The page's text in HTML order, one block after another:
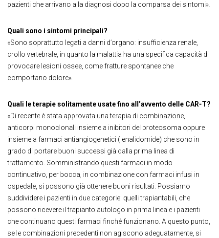
pazienti che arrivano alla diagnosi dopo la comparsa dei sintomi».
Quali sono i sintomi principali?
«Sono soprattutto legati a danni d’organo: insufficienza renale,
crollo vertebrale, in quanto la malattia ha una specifica capacità di
provocare lesioni ossee, come fratture spontanee che
comportano dolore».
Quali le terapie solitamente usate fino all’avvento delle CAR-T?
«Di recente è stata approvata una terapia di combinazione,
anticorpi monoclonali insieme a inibitori del proteosoma oppure
insieme a farmaci antiangiogenetici (lenalidomide) che sono in
grado di portare buoni successi già dalla prima linea di
trattamento. Somministrando questi farmaci in modo
continuativo, per bocca, in combinazione con farmaci infusi in
ospedale, si possono già ottenere buoni risultati. Possiamo
suddividere i pazienti in due categorie: quelli trapiantabili, che
possono ricevere il trapianto autologo in prima linea e i pazienti
che continuano questi farmaci finché funzionano. A questo punto,
se le combinazioni precedenti non agiscono adeguatamente, si